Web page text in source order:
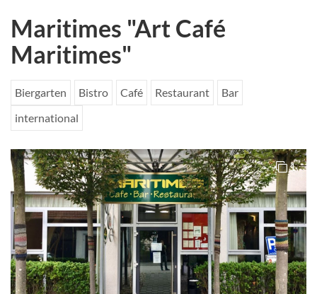
Maritimes "Art Café
Maritimes"
Biergarten Bistro Café Restaurant
Bar
international
1